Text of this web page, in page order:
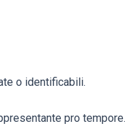
o identificabili.
pro tempore.